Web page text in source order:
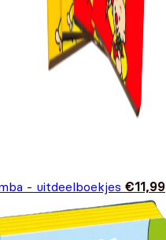
- uitdeelboekjes €11,99